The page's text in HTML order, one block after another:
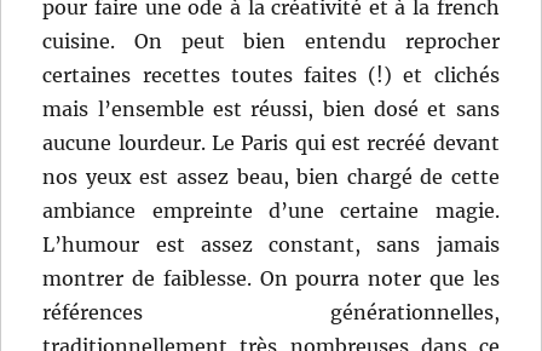
pour faire une ode à la créativité et à la french
cuisine. On peut bien entendu reprocher
certaines recettes toutes faites (!) et clichés
mais l’ensemble est réussi, bien dosé et sans
aucune lourdeur. Le Paris qui est recréé devant
nos yeux est assez beau, bien chargé de cette
ambiance empreinte d’une certaine magie.
L’humour est assez constant, sans jamais
montrer de faiblesse. On pourra noter que les
références générationnelles,